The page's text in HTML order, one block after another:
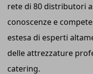
rete di 80 distributori
conoscenze e
estesa di esperti
delle attrezzature
catering.